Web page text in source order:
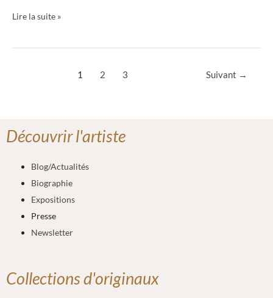
Lire la suite »
1 2 3 Suivant →
Découvrir l'artiste
Blog/Actualités
Biographie
Expositions
Presse
Newsletter
Collections d'originaux